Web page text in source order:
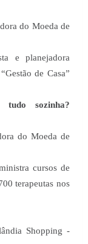
do Moeda de
e planejadora
de Casa”
sozinha?
do Moeda de
cursos de
terapeutas nos
Shopping -